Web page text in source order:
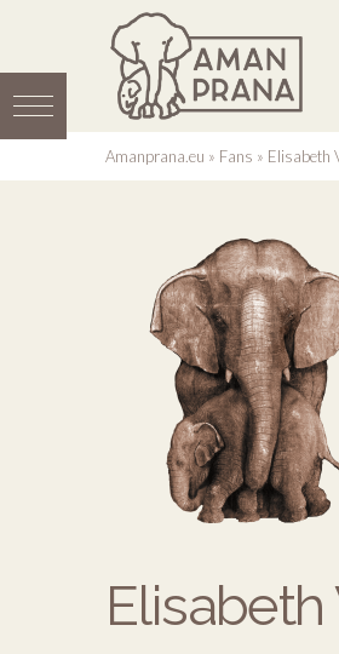
Amanprana.eu » Fans » Elisabeth
Elisabeth